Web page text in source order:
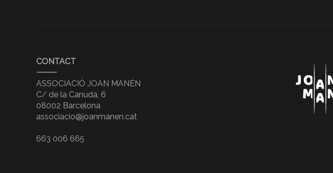
CONTACT
ASSOCIACIÓ JOAN MANÉN
C/ de la Canuda, 6
08002 Barcelona
associacio@joanmanen.cat
663 006 665